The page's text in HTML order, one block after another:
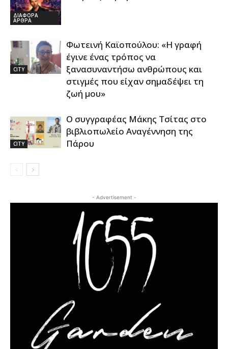
ΔΙΑΦΟΡΑ
ΑΡΘΡΑ
CITY
Φωτεινή Καϊοπούλου: «Η γραφή
έγινε ένας τρόπος να
ξανασυναντήσω ανθρώπους και
στιγμές που είχαν σημαδέψει τη
ζωή μου»
CITY
Ο συγγραφέας Μάκης Τσίτας στο
βιβλιοπωλείο Αναγέννηση της
Πάρου
- Advertisement -